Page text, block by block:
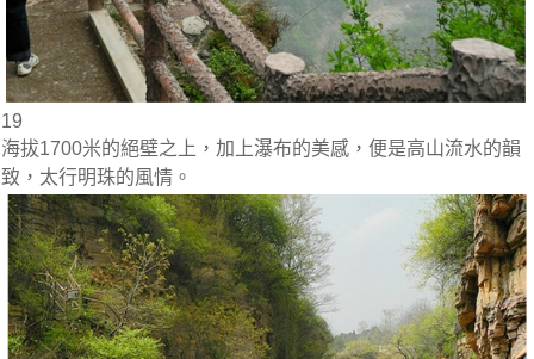
19
海拔1700米的絕壁之上，加上瀑布的美感，便是高山流水的韻
致，太行明珠的風情。